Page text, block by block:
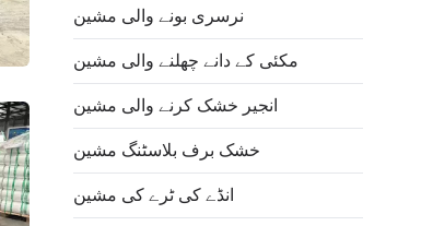
نرسری بونے والی مشین
مکئی کے دانے چھلنے والی مشین
انجیر خشک کرنے والی مشین
خشک برف بلاسٹنگ مشین
انڈے کی ٹرے کی مشین